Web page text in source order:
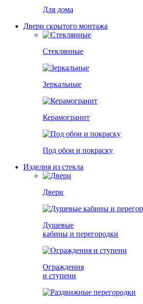
Для дома
Двери скрытого монтажа
Стеклянные
Зеркальные
Керамогранит
Под обои и покраску
Изделия из стекла
Двери
Душевые
кабины и перегородки
Ограждения
и ступени